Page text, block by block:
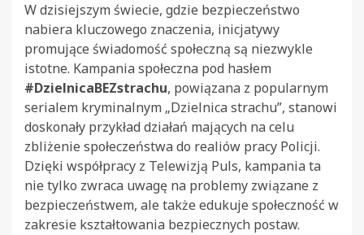
W dzisiejszym świecie, gdzie bezpieczeństwo
nabiera kluczowego znaczenia, inicjatywy
promujące świadomość społeczną są niezwykle
istotne. Kampania społeczna pod hasłem
#DzielnicaBEZstrachu, powiązana z popularnym
serialem kryminalnym „Dzielnica strachu”, stanowi
doskonały przykład działań mających na celu
zbliżenie społeczeństwa do realiów pracy Policji.
Dzięki współpracy z Telewizją Puls, kampania ta
nie tylko zwraca uwagę na problemy związane z
bezpieczeństwem, ale także edukuje społeczność w
zakresie kształtowania bezpiecznych postaw.